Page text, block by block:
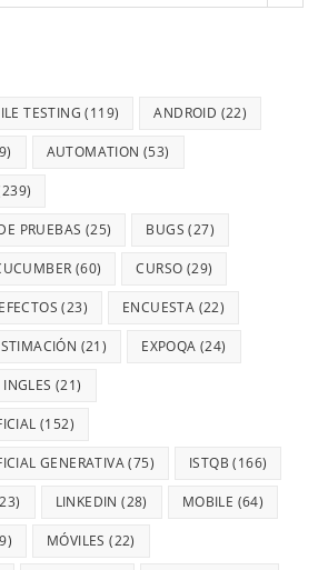
TESTING (119) ANDROID (22)
AUTOMATION (53)
PRUEBAS (25) BUGS (27)
(60) CURSO (29)
(23) ENCUESTA (22)
(21) EXPOQA (24)
INGLES (21)
(152)
GENERATIVA(75) ISTQB (166)
LINKEDIN (28) MOBILE (64)
MÓVILES (22)